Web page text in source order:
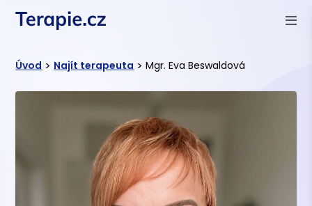
Úvod > Najít terapeuta > Mgr. Eva Beswaldová